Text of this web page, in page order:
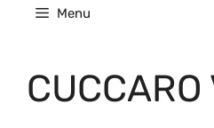
Menu
CUCCARO